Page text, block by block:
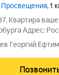
Просвещения, 1
Квартира
Петербург,
Ищете
новым
Георгий